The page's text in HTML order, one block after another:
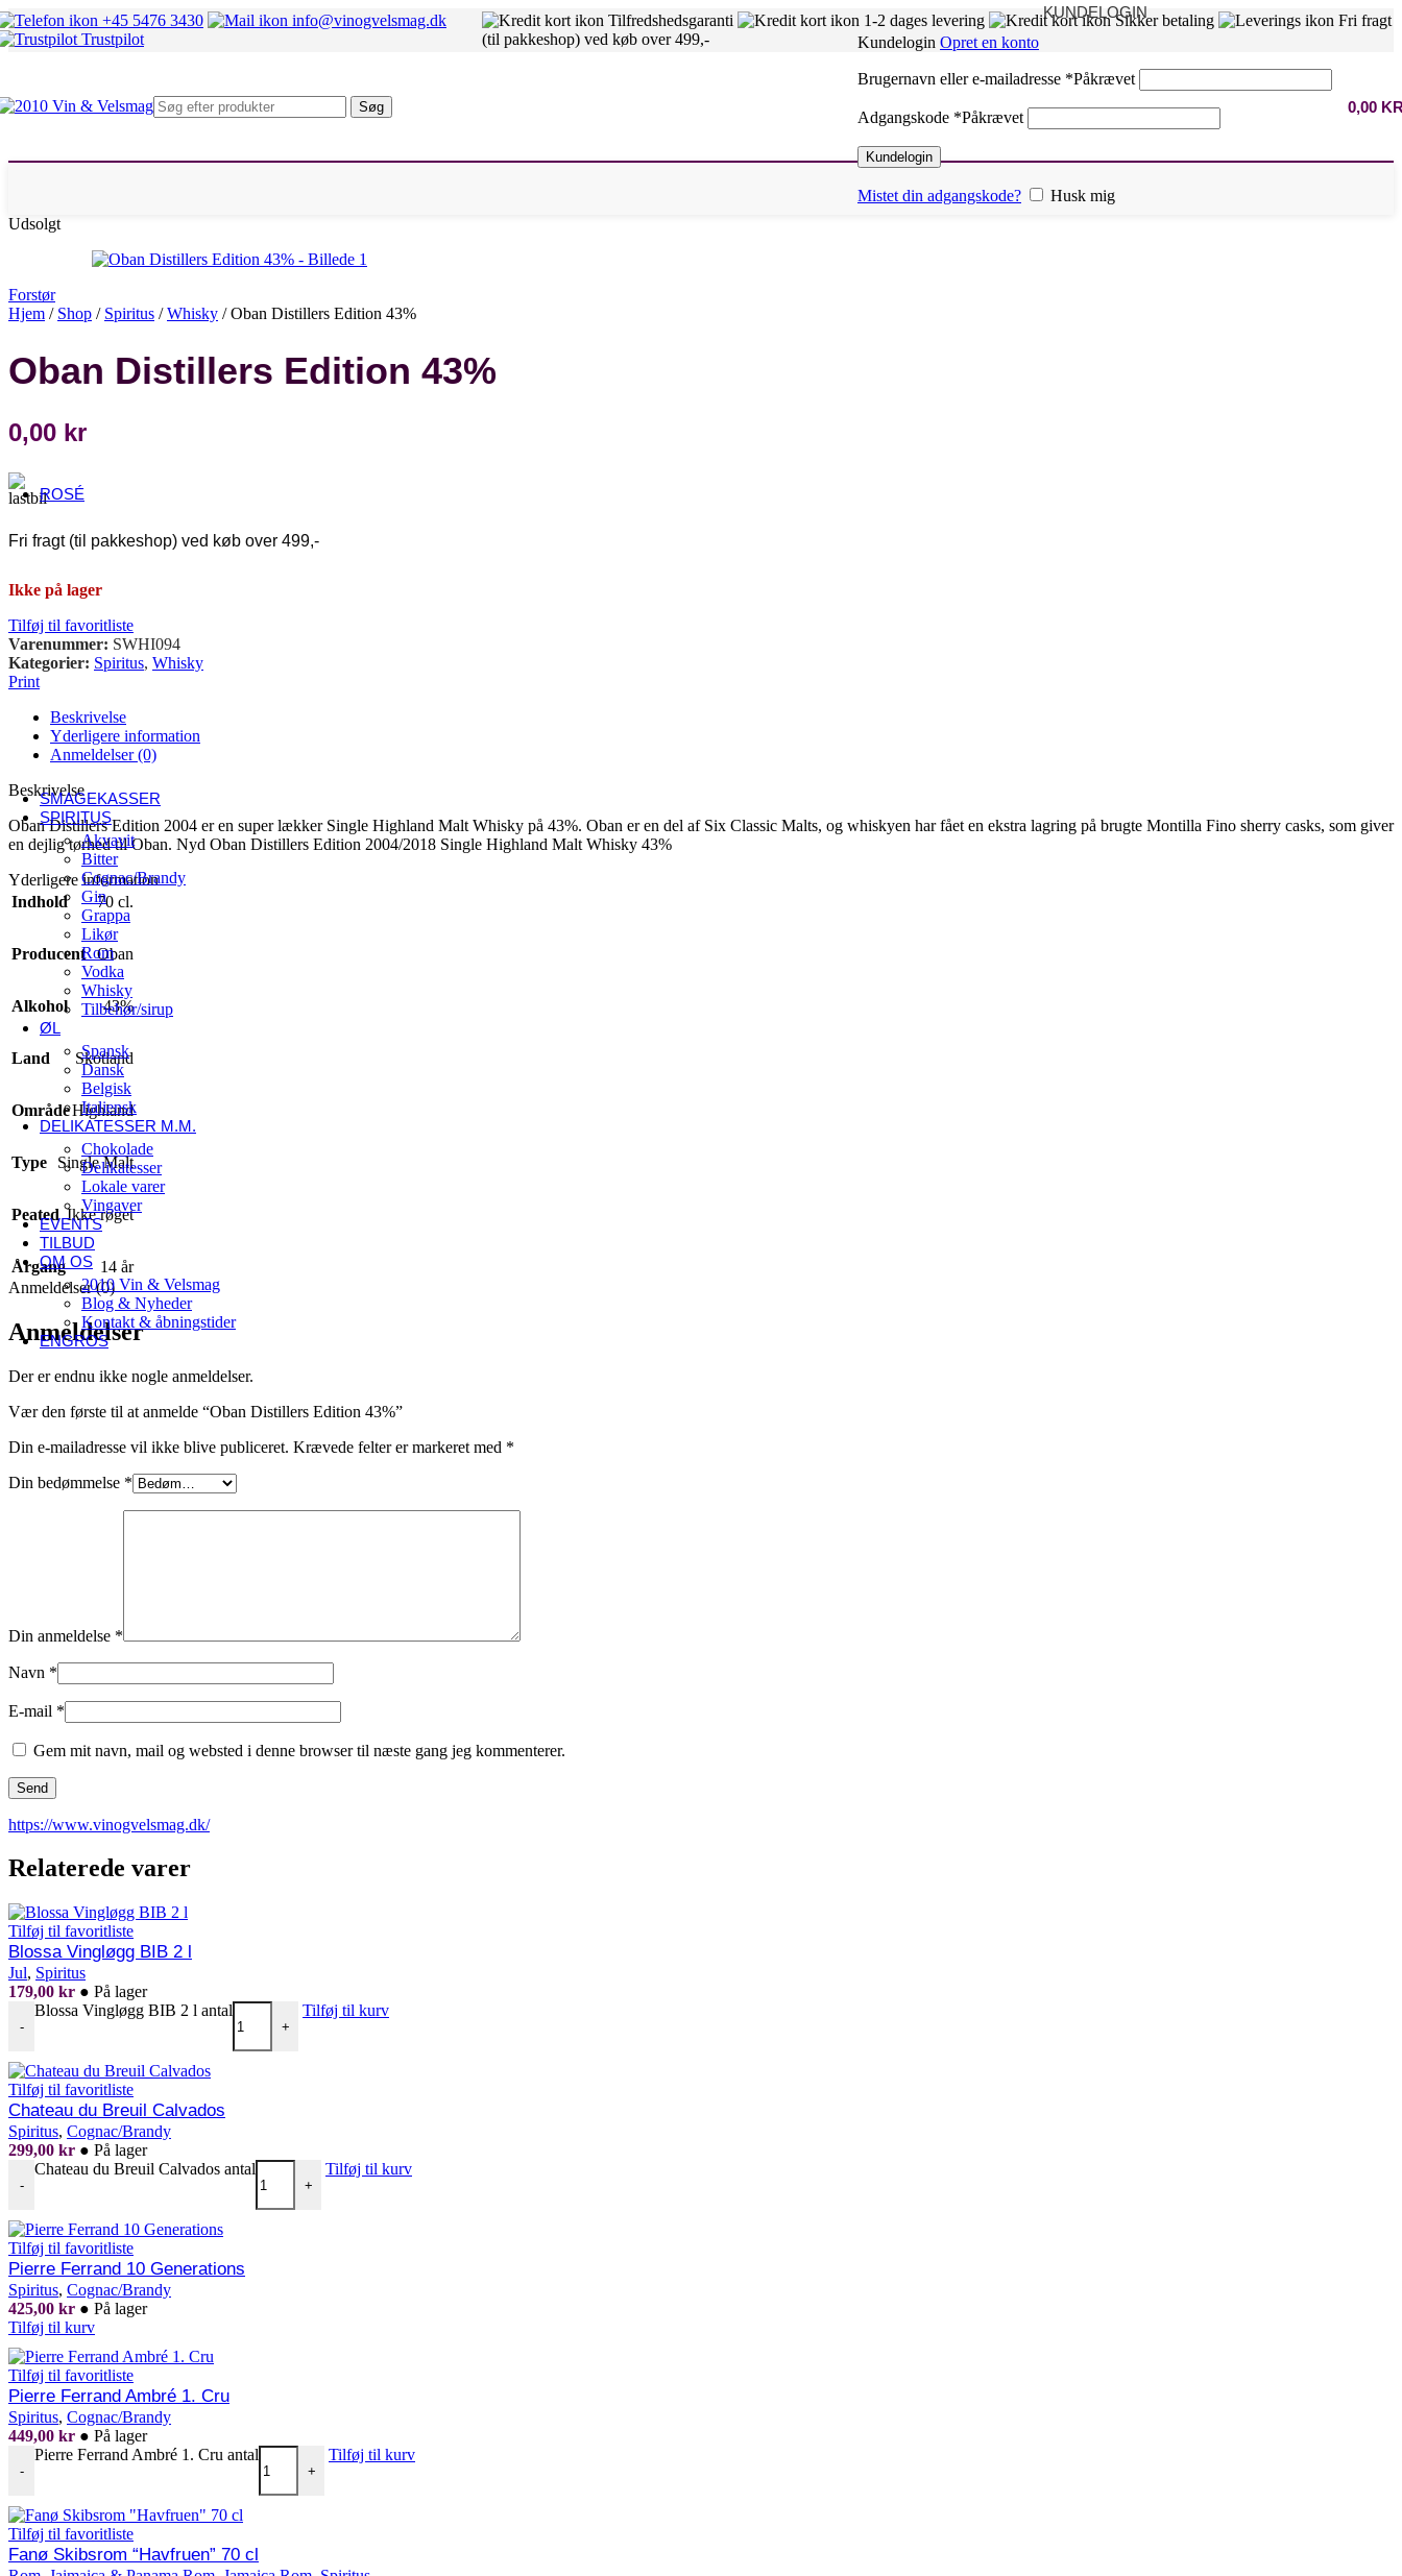
+45 5476 3430
info@vinogvelsmag.dk
Trustpilot
Tilfredshedsgaranti 1-2 dages levering Sikker betaling
Fri fragt
(til pakkeshop) ved køb over 499,-
Søg
KUNDELOGIN
Kundelogin Opret en konto
Brugernavn eller e-mailadresse *Påkrævet
Adgangskode *Påkrævet
Kundelogin
Mistet din adgangskode? Husk mig
0,00
Rheingau
Fransk hvidvin
Bourgogne
Chablis
Alto Adige
Marche
Sicilien
Umbrien
Andre lande
Chile
ROSÉ
Alsace
Côtes de Provence
Abruzzo
Umbrien
Veneto
Østrig
Spanien
Sydafrika
SMAGEKASSER
SPIRITUS
Akvavit
Bitter
Cognac/Brandy
Gin
Grappa
Likør
Rom
Vodka
Whisky
Tilbehør/sirup
ØL
Spansk
Dansk
Belgisk
Italiensk
DELIKATESSER M.M.
Chokolade
Delikatesser
Lokale varer
Vingaver
EVENTS
TILBUD
OM OS
2010 Vin & Velsmag
Blog & Nyheder
Kontakt & åbningstider
ENGROS
Udsolgt
Forstør
Hjem / Shop / Spiritus /Whisky /Oban Distillers Edition 43%
Oban Distillers Edition 43%
0,00 kr
Fri fragt (til pakkeshop) ved køb over 499,-
Ikke på lager
Tilføj til favoritliste
Varenummer: SWHI094
Kategorier: Spiritus, Whisky
Print
Beskrivelse
Yderligere information
Anmeldelser (0)
Beskrivelse
Oban Distillers Edition 2004 er en super lækker Single Highland Malt Whisky på 43%. Oban er en del af Six Classic Malts, og whiskyen har fået en ekstra lagring på brugte Montilla Fino sherry casks, som giver
en dejlig tørhed til Oban. Nyd Oban Distillers Edition 2004/2018 Single Highland Malt Whisky 43%
Yderligere information
Indhold
70 cl.
Producent Oban
Alkohol 43%
Land Skotland
OmrådeHighland
Type Single Malt
Peated Ikke røget
Årgang
14 år
Anmeldelser (0)
Anmeldelser
Der er endnu ikke nogle anmeldelser.
Vær den første til at anmelde “Oban Distillers Edition 43%”
Din e-mailadresse vil ikke blive publiceret. Krævede felter er markeret med *
Din bedømmelse *
Din anmeldelse *
Navn *
E-mail *
Gem mit navn, mail og websted i denne browser til næste gang jeg kommenterer.
https://www.vinogvelsmag.dk/
Relaterede varer
Tilføj til favoritliste
Blossa Vingløgg BIB 2 l
Jul, Spiritus
179,00 kr ● På lager
-
Blossa Vingløgg BIB 2 l antal
+
Tilføj til kurv
Tilføj til favoritliste
Chateau du Breuil Calvados
Spiritus, Cognac/Brandy
299,00 kr ● På lager
-
Chateau du Breuil Calvados antal
+
Tilføj til kurv
Tilføj til favoritliste
Pierre Ferrand 10 Generations
Spiritus, Cognac/Brandy
425,00 kr ● På lager
Tilføj til kurv
Tilføj til favoritliste
Pierre Ferrand Ambré 1. Cru
Spiritus, Cognac/Brandy
449,00 kr ● På lager
-
Pierre Ferrand Ambré 1. Cru antal
+
Tilføj til kurv
Tilføj til favoritliste
Fanø Skibsrom “Havfruen” 70 cl